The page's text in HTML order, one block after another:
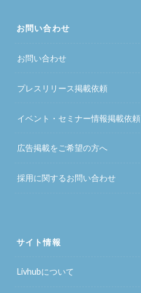
お問い合わせ
お問い合わせ
プレスリリース掲載依頼
イベント・セミナー情報掲載依頼
広告掲載をご希望の方へ
採用に関するお問い合わせ
サイト情報
Livhubについて